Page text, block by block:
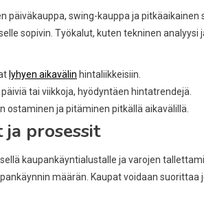
päiväkauppa, swing-kauppa ja
sopivin. Työkalut, kuten tekninen
lyhyen aikavälin hintaliikkeisiin.
tai viikkoja, hyödyntäen hintatrendejä.
ostaminen ja pitäminen pitkällä aikavälillä.
ja prosessit
kaupankäyntialustalle ja varojen
määrän. Kaupat voidaan